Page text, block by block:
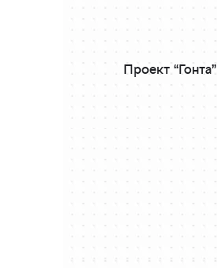
Проект “Гонта”